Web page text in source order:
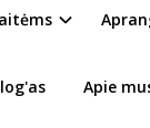
Apie
kodas:
15506-
batų